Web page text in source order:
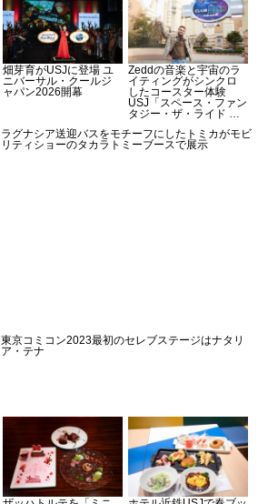
畑芽育がUSJに登場 ユ
ニバーサル・クールジ
ャパン2026開幕
Zeddの音楽と宇宙のラ
イティングがシンクロ
したコースター体験
USJ「スペース・ファン
タジー・ザ・ライド ～
～」
ラグナシア送迎バスをモチーフにしたトミカがモビ
リティショーのタカラトミーブースで展示
東京コミコン2023最初のセレブステージはナタリ
ア・テナ